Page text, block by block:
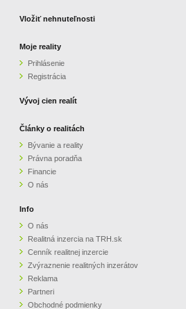
Vložiť nehnuteľnosti
Moje reality
Prihlásenie
Registrácia
Vývoj cien realít
Články o realitách
Bývanie a reality
Právna poradňa
Financie
O nás
Info
O nás
Realitná inzercia na TRH.sk
Cenník realitnej inzercie
Zvýraznenie realitných inzerátov
Reklama
Partneri
Obchodné podmienky